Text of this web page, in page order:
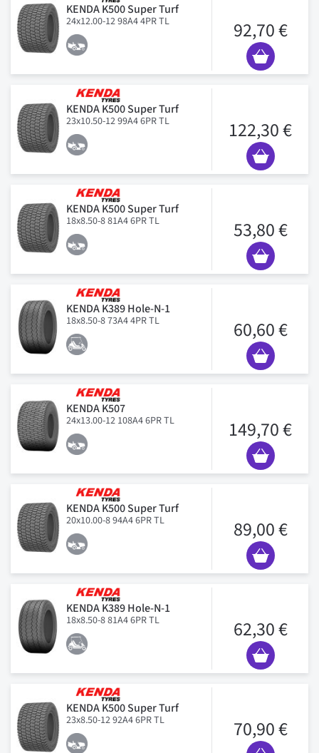
KENDA K500 Super Turf
24x12.00-12 98A4 4PR TL 92,70 €
KENDA K500 Super Turf
23x10.50-12 99A4 6PR TL 122,30 €
KENDA K500 Super Turf
18x8.50-8 81A4 6PR TL 53,80 €
KENDA K389 Hole-N-1
18x8.50-8 73A4 4PR TL 60,60 €
KENDA K507
24x13.00-12 108A4 6PR TL 149,70 €
KENDA K500 Super Turf
20x10.00-8 94A4 6PR TL 89,00 €
KENDA K389 Hole-N-1
18x8.50-8 81A4 6PR TL 62,30 €
KENDA K500 Super Turf
23x8.50-12 92A4 6PR TL 70,90 €